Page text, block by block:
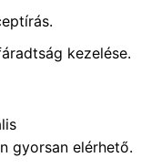
kezelése.
gyorsan elérhető.